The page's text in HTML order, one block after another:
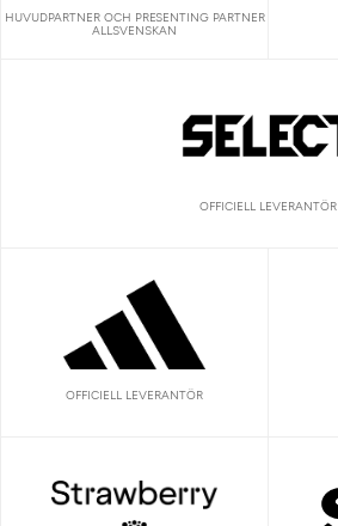
HUVUDPARTNER OCH PRESENTING PARTNER
ALLSVENSKAN
OFFICIELL LEVERANTÖR
OFFICIELL LEVERANTÖR